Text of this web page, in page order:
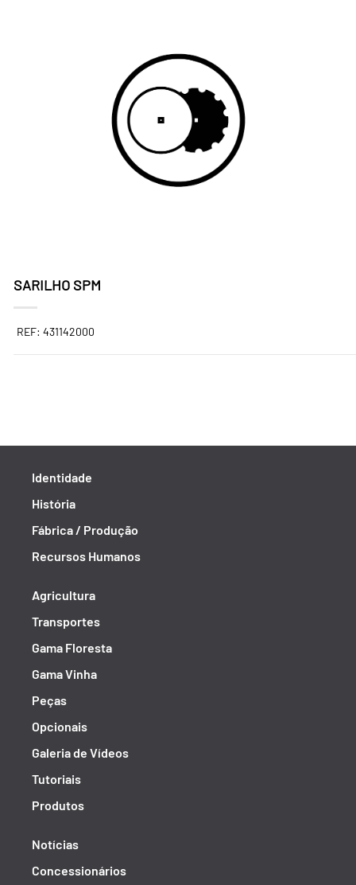
SARILHO SPM
REF: 431142000
Identidade
História
Fábrica / Produção
Recursos Humanos
Agricultura
Transportes
Gama Floresta
Gama Vinha
Peças
Opcionais
Galeria de Vídeos
Tutoriais
Produtos
Notícias
Concessionários